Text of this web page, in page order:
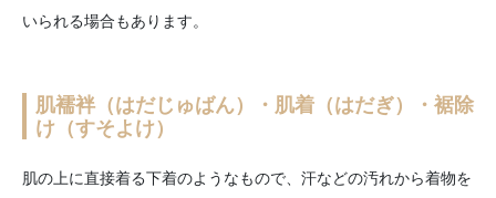
いられる場合もあります。
肌襦袢（はだじゅばん）・肌着（はだぎ）・裾除
け（すそよけ）
肌の上に直接着る下着のようなもので、汗などの汚れから着物を